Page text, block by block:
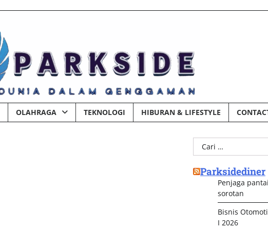
OLAHRAGA TEKNOLOGI HIBURAN & LIFESTYLE
Cari
untuk:
Parksidediner
Penjaga
sorotan
Bisnis
I 2026